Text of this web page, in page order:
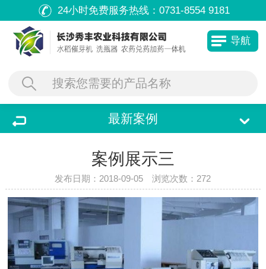
24小时免费服务热线： 0731-8554 9181
导航
最新案例
案例展示三
发布日期：2018-09-05 浏览次数： 272